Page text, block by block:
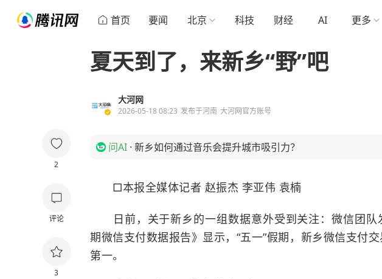
首页 要闻 北京 科技 财经 AI 更多
2
评论
3
夏天到了，来新乡“野”吧
大河网
2026-05-18 08:23 发布于河南 大河网官方账号
问AI · 新乡如何通过音乐会提升城市吸引力？
□本报全媒体记者 赵振杰 李亚伟 袁楠
日前，关于新乡的一组数据意外受到关注：微信团队
期微信支付数据报告》显示，“五一”假期，新乡微信支付
第一。